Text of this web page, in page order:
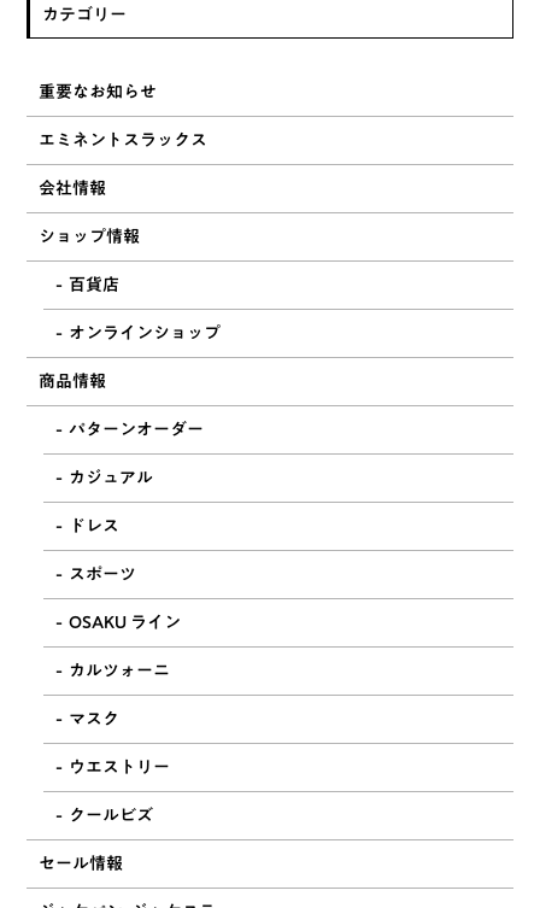
カテゴリー
重要なお知らせ
エミネントスラックス
会社情報
ショップ情報
百貨店
オンラインショップ
商品情報
パターンオーダー
カジュアル
ドレス
スポーツ
OSAKU ライン
カルツォーニ
マスク
ウエストリー
クールビズ
セール情報